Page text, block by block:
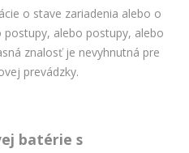
o stave zariadenia alebo o
postupy, alebo postupy, alebo
znalosť je nevyhnutná pre
prevádzky.
batérie s